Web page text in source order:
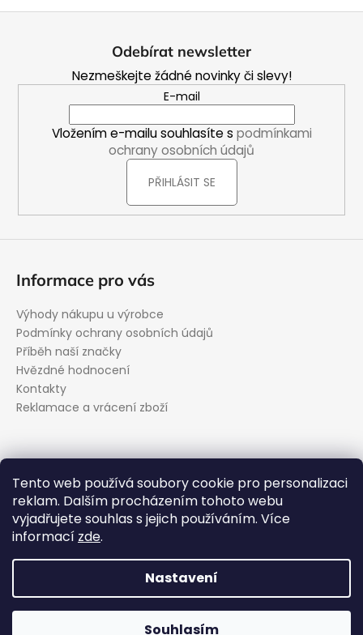
Tento web používá soubory cookie pro personalizaci
reklam. Dalším procházením tohoto webu
vyjadřujete souhlas s jejich používáním. Více
informací zde.
Nastavení
Souhlasím
Odebírat newsletter
Nezmeškejte žádné novinky či slevy!
E-mail
Vložením e-mailu souhlasíte s podmínkami
ochrany osobních údajů
PŘIHLÁSIT SE
Informace pro vás
Výhody nákupu u výrobce
Podmínky ochrany osobních údajů
Příběh naší značky
Hvězdné hodnocení
Kontakty
Reklamace a vrácení zboží
podpora@evolveo.cz
Facebook
evolveo_cz
YouTube
EVOLVEO.cz. Všechna práva vyhrazena.